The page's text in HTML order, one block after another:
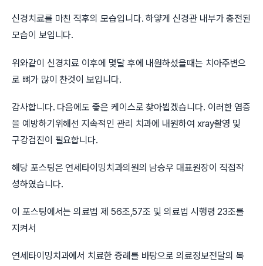
신경치료를 마친 직후의 모습입니다. 하얗게 신경관 내부가 충전된
모습이 보입니다.
위와같이 신경치료 이후에 몇달 후에 내원하셨을때는 치아주변으
로 뼈가 많이 찬것이 보입니다.
감사합니다. 다음에도 좋은 케이스로 찾아뵙겠습니다. 이러한 염증
을 예방하기위해선 지속적인 관리 치과에 내원하여 xray촬영 및
구강검진이 필요합니다.
해당 포스팅은 연세타이밍치과의원의 남승우 대표원장이 직접작
성하였습니다.
이 포스팅에서는 의료법 제 56조,57조 및 의료법 시행령 23조를
지켜서
연세타이밍치과에서 치료한 증례를 바탕으로 의료정보전달의 목